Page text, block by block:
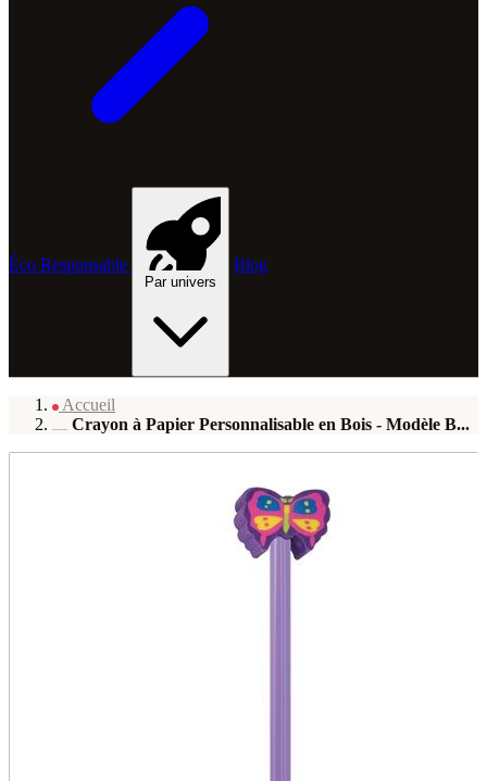
Éco Responsable
Par univers
Blog
Accueil
Crayon à Papier Personnalisable en Bois - Modèle B...